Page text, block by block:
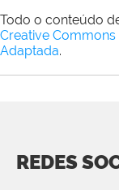
Todo o conteúdo
Creative
Adaptada.
REDES